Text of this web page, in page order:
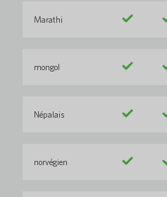
Marathi
mongol
Népalais
norvégien